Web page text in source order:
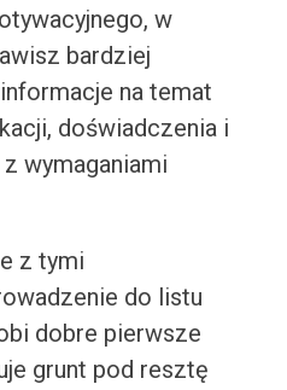
w
bardziej
na temat
doświadczenia i
wymaganiami
z tymi
do listu
dobre pierwsze
grunt pod resztę